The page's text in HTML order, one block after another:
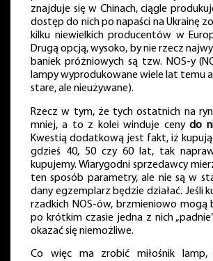
znajduje się w Chinach, ciągle
dostęp do nich po napaści na Ukrainę
kilku niewielkich producentów w
Drugą opcją, wysoko, by nie rzecz
baniek próżniowych są tzw. NOS-y
lampy wyprodukowane wiele lat temu
stare, ale nieużywane).
Rzecz w tym, że tych ostatnich na
mniej, a to z kolei winduje cenydo
Kwestią dodatkową jest fakt, iż
gdzieś 40, 50 czy 60 lat, tak
kupujemy. Wiarygodni sprzedawcy
ten sposób parametry, ale nie są w
dany egzemplarz będzie działać. Jeśli
rzadkich NOS-ów, brzmieniowo mogą
po krótkim czasie jedna z nich
okazać się niemożliwe.
Co więc ma zrobić miłośnik